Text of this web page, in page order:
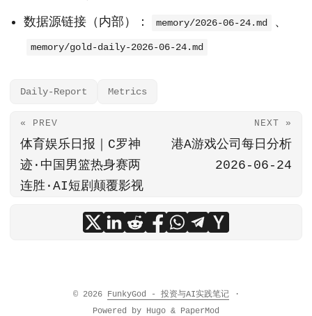
数据源链接（内部）：
memory/2026-06-24.md 、
memory/gold-daily-2026-06-24.md
Daily-Report Metrics
« PREV
体育娱乐日报｜C罗神
迹·中国男篮热身赛两
连胜·AI短剧颠覆影视
NEXT »
港A游戏公司每日分析
2026-06-24
© 2026 FunkyGod - 投资与AI实践笔记 ·
Powered by Hugo & PaperMod